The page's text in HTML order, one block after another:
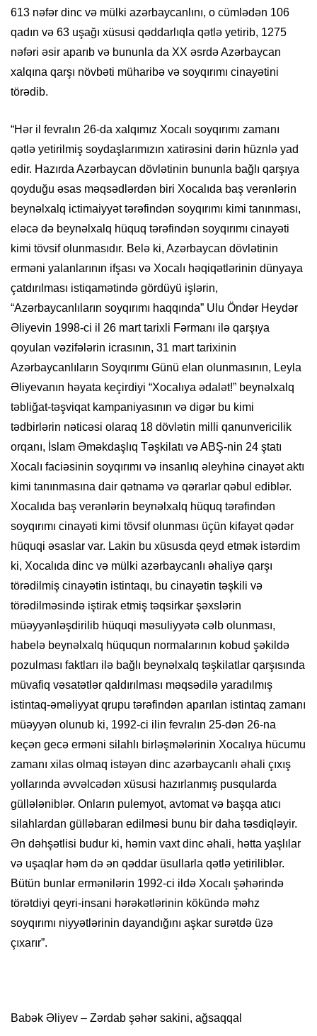
613 nəfər dinc və mülki azərbaycanlını, o cümlədən 106
qadın və 63 uşağı xüsusi qəddarlıqla qətlə yetirib, 1275
nəfəri əsir aparıb və bununla da XX əsrdə Azərbaycan
xalqına qarşı növbəti müharibə və soyqırımı cinayətini
törədib.
“Hər il fevralın 26-da xalqımız Xocalı soyqırımı zamanı
qətlə yetirilmiş soydaşlarımızın xatirəsini dərin hüznlə yad
edir. Hazırda Azərbaycan dövlətinin bununla bağlı qarşıya
qoyduğu əsas məqsədlərdən biri Xocalıda baş verənlərin
beynəlxalq ictimaiyyət tərəfindən soyqırımı kimi tanınması,
eləcə də beynəlxalq hüquq tərəfindən soyqırımı cinayəti
kimi tövsif olunmasıdır. Belə ki, Azərbaycan dövlətinin
erməni yalanlarının ifşası və Xocalı həqiqətlərinin dünyaya
çatdırılması istiqamətində gördüyü işlərin,
“Azərbaycanlıların soyqırımı haqqında” Ulu Öndər Heydər
Əliyevin 1998-ci il 26 mart tarixli Fərmanı ilə qarşıya
qoyulan vəzifələrin icrasının, 31 mart tarixinin
Azərbaycanlıların Soyqırımı Günü elan olunmasının, Leyla
Əliyevanın həyata keçirdiyi “Xocalıya ədalət!” beynəlxalq
təbliğat-təşviqat kampaniyasının və digər bu kimi
tədbirlərin nəticəsi olaraq 18 dövlətin milli qanunvericilik
orqanı, İslam Əməkdaşlıq Təşkilatı və ABŞ-nin 24 ştatı
Xocalı faciəsinin soyqırımı və insanlıq əleyhinə cinayət aktı
kimi tanınmasına dair qətnamə və qərarlar qəbul ediblər.
Xocalıda baş verənlərin beynəlxalq hüquq tərəfindən
soyqırımı cinayəti kimi tövsif olunması üçün kifayət qədər
hüquqi əsaslar var. Lakin bu xüsusda qeyd etmək istərdim
ki, Xocalıda dinc və mülki azərbaycanlı əhaliyə qarşı
törədilmiş cinayətin istintaqı, bu cinayətin təşkili və
törədilməsində iştirak etmiş təqsirkar şəxslərin
müəyyənləşdirilib hüquqi məsuliyyətə cəlb olunması,
habelə beynəlxalq hüququn normalarının kobud şəkildə
pozulması faktları ilə bağlı beynəlxalq təşkilatlar qarşısında
müvafiq vəsatətlər qaldırılması məqsədilə yaradılmış
istintaq-əməliyyat qrupu tərəfindən aparılan istintaq zamanı
müəyyən olunub ki, 1992-ci ilin fevralın 25-dən 26-na
keçən gecə erməni silahlı birləşmələrinin Xocalıya hücumu
zamanı xilas olmaq istəyən dinc azərbaycanlı əhali çıxış
yollarında əvvəlcədən xüsusi hazırlanmış pusqularda
güllələniblər. Onların pulemyot, avtomat və başqa atıcı
silahlardan gülləbaran edilməsi bunu bir daha təsdiqləyir.
Ən dəhşətlisi budur ki, həmin vaxt dinc əhali, hətta yaşlılar
və uşaqlar həm də ən qəddar üsullarla qətlə yetiriliblər.
Bütün bunlar ermənilərin 1992-ci ildə Xocalı şəhərində
törətdiyi qeyri-insani hərəkətlərinin kökündə məhz
soyqırımı niyyətlərinin dayandığını aşkar surətdə üzə
çıxarır”.
Babək Əliyev – Zərdab şəhər sakini, ağsaqqal